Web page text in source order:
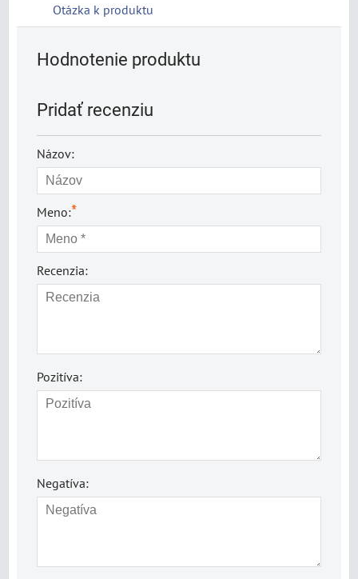
Otázka k produktu
Hodnotenie produktu
Pridať recenziu
Názov:
Meno:*
Recenzia:
Pozitíva:
Negatíva: